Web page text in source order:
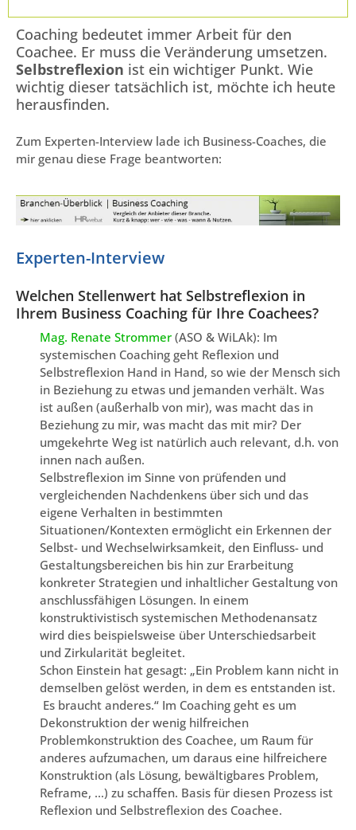
Coaching bedeutet immer Arbeit für den
Coachee. Er muss die Veränderung umsetzen.
Selbstreflexion ist ein wichtiger Punkt. Wie
wichtig dieser tatsächlich ist, möchte ich heute
herausfinden.
Zum Experten-Interview lade ich Business-Coaches, die
mir genau diese Frage beantworten:
Experten-Interview
Welchen Stellenwert hat Selbstreflexion in
Ihrem Business Coaching für Ihre Coachees?
Mag. Renate Strommer (ASO & WiLAk): Im
systemischen Coaching geht Reflexion und
Selbstreflexion Hand in Hand, so wie der Mensch sich
in Beziehung zu etwas und jemanden verhält. Was
ist außen (außerhalb von mir), was macht das in
Beziehung zu mir, was macht das mit mir? Der
umgekehrte Weg ist natürlich auch relevant, d.h. von
innen nach außen.
Selbstreflexion im Sinne von prüfenden und
vergleichenden Nachdenkens über sich und das
eigene Verhalten in bestimmten
Situationen/Kontexten ermöglicht ein Erkennen der
Selbst- und Wechselwirksamkeit, den Einfluss- und
Gestaltungsbereichen bis hin zur Erarbeitung
konkreter Strategien und inhaltlicher Gestaltung von
anschlussfähigen Lösungen. In einem
konstruktivistisch systemischen Methodenansatz
wird dies beispielsweise über Unterschiedsarbeit
und Zirkularität begleitet.
Schon Einstein hat gesagt: „Ein Problem kann nicht in
demselben gelöst werden, in dem es entstanden ist.
Es braucht anderes.“ Im Coaching geht es um
Dekonstruktion der wenig hilfreichen
Problemkonstruktion des Coachee, um Raum für
anderes aufzumachen, um daraus eine hilfreichere
Konstruktion (als Lösung, bewältigbares Problem,
Reframe, …) zu schaffen. Basis für diesen Prozess ist
Reflexion und Selbstreflexion des Coachee.